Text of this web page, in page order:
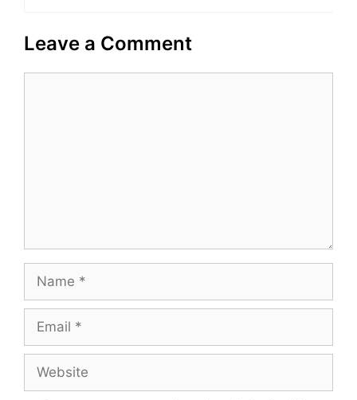
Leave a Comment
m
a